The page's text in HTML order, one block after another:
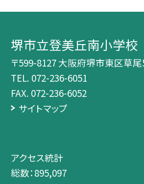
堺市立登美丘南小学校
〒599-8127 大阪府堺市東区草
TEL. 072-236-6051
FAX. 072-236-6052
サイトマップ
アクセス統計
総数：895,097